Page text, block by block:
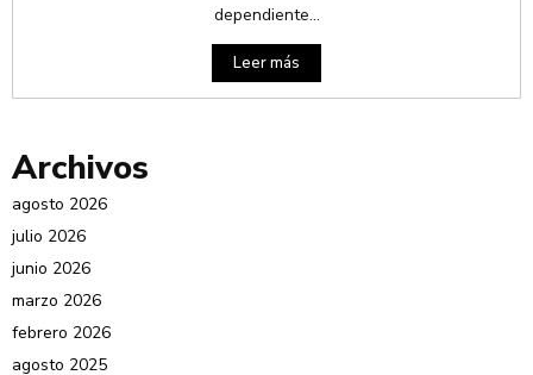
dependiente...
Leer más
Archivos
agosto 2026
julio 2026
junio 2026
marzo 2026
febrero 2026
agosto 2025